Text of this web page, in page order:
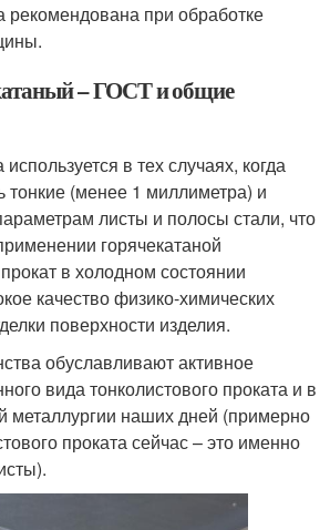
рекомендована при обработке
– ГОСТ и общие
в тех случаях, когда
тонкие (менее 1 миллиметра) и
листы и полосы стали, что
горячекатаной
в холодном состоянии
качество физико-химических
поверхности изделия.
обуславливают активное
вида тонколистового проката и в
металлургии наших дней (примерно
проката сейчас – это именно